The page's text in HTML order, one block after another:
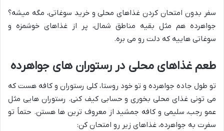
سفر بدون امتحان کردن غذاهای محلی و خرید سوغاتی، مگه میشه؟
جواهرده هم مثل بقیه مناطق شمال، پر از غذاهای خوشمزه و
سوغاتی هاییه که دلت رو می بره.
طعم غذاهای محلی در رستوران های جواهرده
تو طول جاده جواهرده و تو خود روستا، کلی رستوران و کافه هست که
می تونی غذای محلی بخوری و حسابی کیف کنی. رستوران هایی مثل
عمو رجب، سلیمی و کافه جمشید از معروف ترین ها هستن. حتماً تو
سفرت به جواهرده، غذاهای زیر رو امتحان کن: